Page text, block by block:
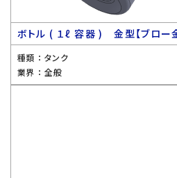
ボトル ( １ℓ 容器 ) 金型【ブロー
種類 ： タンク
業界 ： 全般